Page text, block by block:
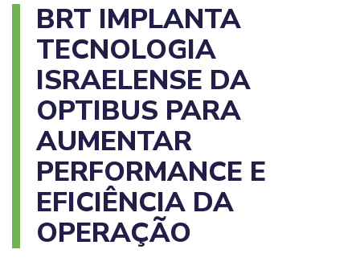
BRT IMPLANTA
TECNOLOGIA
ISRAELENSE DA
OPTIBUS PARA
AUMENTAR
PERFORMANCE E
EFICIÊNCIA DA
OPERAÇÃO